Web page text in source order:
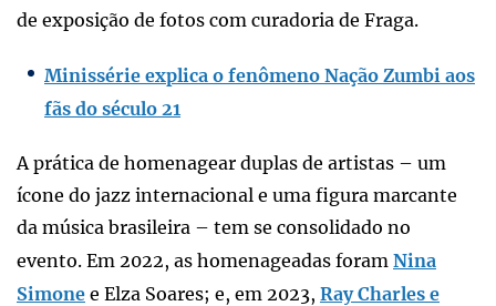
de exposição de fotos com curadoria de Fraga.
Minissérie explica o fenômeno Nação Zumbi aos
fãs do século 21
A prática de homenagear duplas de artistas – um
ícone do jazz internacional e uma figura marcante
da música brasileira – tem se consolidado no
evento. Em 2022, as homenageadas foram Nina
Simone e Elza Soares; e, em 2023, Ray Charles e